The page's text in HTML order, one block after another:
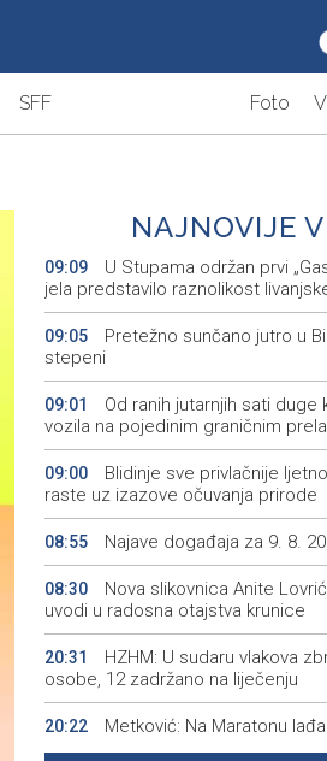
SFF Foto
NAJNOVIJE
09:09
U Stupama održan prvi
jela predstavilo raznolikost
09:05
Pretežno sunčano jutro u
stepeni
09:01
Od ranih jutarnjih sati duge
vozila na pojedinim graničnim
09:00
Blidinje sve privlačnije
raste uz izazove očuvanja prirode
08:55 Najave događaja za 9. 8.
08:30
Nova slikovnica Anite
uvodi u radosna otajstva krunice
20:31
HZHM: U sudaru vlakova
osobe, 12 zadržano na liječenju
20:22 Metković: Na Maratonu